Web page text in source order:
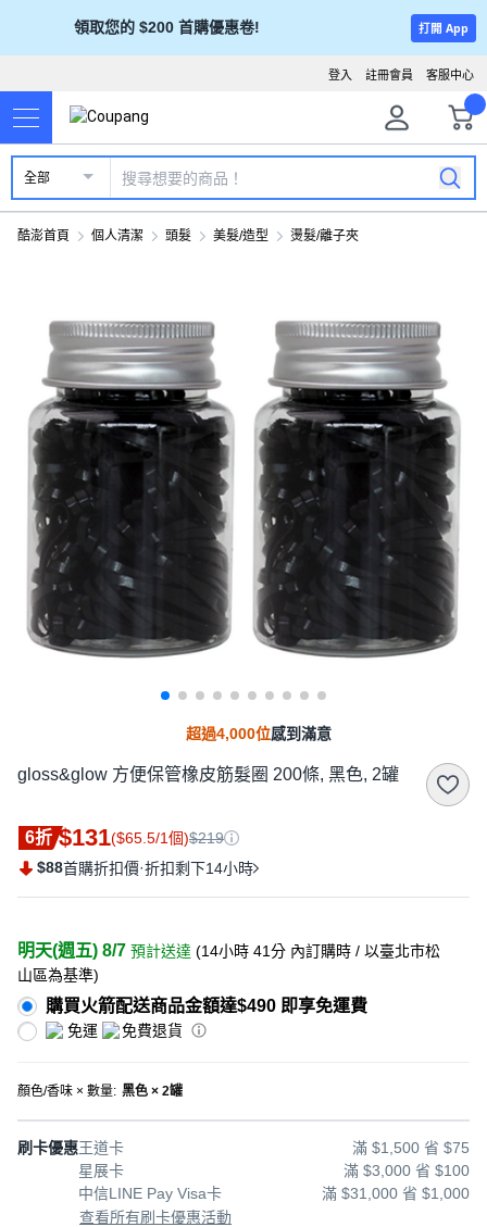
領取您的 $200 首購優惠卷! 打開 App
客服中心
註冊會員
登入
全部
酷澎首頁 個人清潔 頭髮 美髮/造型 燙髮/離子夾
超過4,000位感到滿意
gloss&glow 方便保管橡皮筋髮圈 200條, 黑色, 2罐
6折 $131($65.5/1個)$219
$88首購折扣價·折扣剩下14小時
明天(週五) 8/7 預計送達 (14小時 41分 內訂購時 / 以臺北市松
山區為基準)
購買火箭配送商品金額達$490 即享免運費
免運 免費退貨
顏色/香味 × 數量: 黑色 × 2罐
刷卡優惠王道卡
滿 $1,500 省 $75
星展卡
滿 $3,000 省 $100
中信LINE Pay Visa卡
滿 $31,000 省 $1,000
查看所有刷卡優惠活動